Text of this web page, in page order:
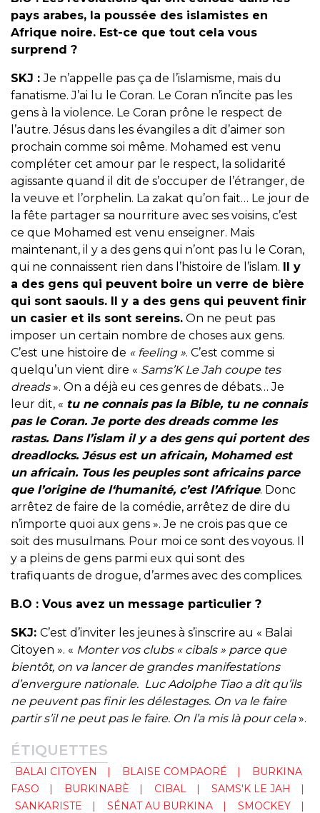
pays arabes, la poussée des islamistes en
Afrique noire. Est-ce que tout cela vous
surprend ?
SKJ :Je n’appelle pas ça de l’islamisme, mais du
fanatisme. J’ai lu le Coran. Le Coran n’incite pas les
gens à la violence. Le Coran prône le respect de
l’autre. Jésus dans les évangiles a dit d’aimer son
prochain comme soi même. Mohamed est venu
compléter cet amour par le respect, la solidarité
agissante quand il dit de s’occuper de l’étranger, de
la veuve et l’orphelin. La zakat qu’on fait… Le jour de
la fête partager sa nourriture avec ses voisins, c’est
ce que Mohamed est venu enseigner. Mais
maintenant, il y a des gens qui n’ont pas lu le Coran,
qui ne connaissent rien dans l’histoire de l’islam. Il y
a des gens qui peuvent boire un verre de bière
qui sont saouls. Il y a des gens qui peuvent finir
un casier et ils sont sereins. On ne peut pas
imposer un certain nombre de choses aux gens.
C’est une histoire de « feeling ». C’est comme si
quelqu’un vient dire « Sams’K Le Jah coupe tes
dreads». On a déjà eu ces genres de débats… Je
leur dit, « tu ne connais pas la Bible, tu ne connais
pas le Coran. Je porte des dreads comme les
rastas. Dans l’islam il y a des gens qui portent des
dreadlocks. Jésus est un africain, Mohamed est
un africain. Tous les peuples sont africains parce
que l’origine de l‘humanité, c’est l’Afrique. Donc
arrêtez de faire de la comédie, arrêtez de dire du
n’importe quoi aux gens ». Je ne crois pas que ce
soit des musulmans. Pour moi ce sont des voyous. Il
y a pleins de gens parmi eux qui sont des
trafiquants de drogue, d’armes avec des complices.
B.O : Vous avez un message particulier ?
SKJ: C’est d’inviter les jeunes à s’inscrire au « Balai
Citoyen ». « Monter vos clubs « cibals » parce que
bientôt, on va lancer de grandes manifestations
d’envergure nationale. Luc Adolphe Tiao a dit qu’ils
ne peuvent pas finir les délestages. On va le faire
partir s’il ne peut pas le faire. On l’a mis là pour cela».
ÉTIQUETTES
BALAI CITOYEN BLAISE COMPAORÉ
BURKINA
FASO
BURKINABÈ CIBAL
SAMS'K LE JAH
SANKARISTE
SÉNAT AU BURKINA
SMOCKEY